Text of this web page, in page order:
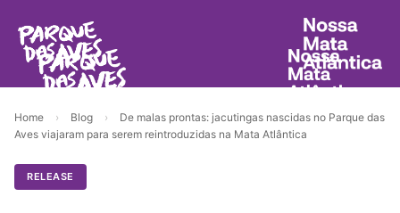
Home › Blog ›
De malas prontas: jacutingas nascidas no Parque das
Aves viajaram para serem reintroduzidas na Mata Atlântica
RELEASE